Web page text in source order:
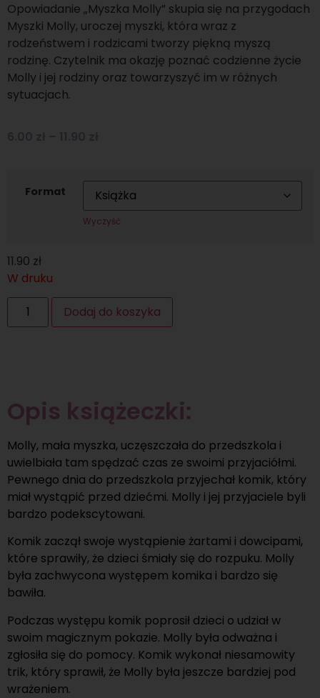
Opowiadanie „Myszka Molly” skupia się na przygodach
Myszki Molly, uroczej myszki, która wraz z
rodzeństwem i rodzicami tworzy piękną myszą
rodzinę. Czytelnik ma okazję poznać codzienne życie
Molly i jej rodziny oraz towarzyszyć im w różnych
sytuacjach.
Format
Wyczyść
11.90 zł
W druku
Dodaj do koszyka
Opis książeczki:
Molly, mała myszka, uczęszczała do przedszkola i
uwielbiała tam spędzać czas ze swoimi przyjaciółmi.
Pewnego dnia do przedszkola przyjechał komik, który
miał wystąpić przed dziećmi. Molly i jej przyjaciele byli
bardzo podekscytowani.
Komik zaczął swoje wystąpienie żartami i dowcipami,
które sprawiły, że dzieci śmiały się do rozpuku. Molly
była zachwycona występem komika i bardzo się
bawiła.
Podczas występu komik poprosił dzieci o udział w
swoim magicznym pokazie. Molly była odważna i
zgłosiła się do pomocy. Komik wykonał niesamowity
trik, który sprawił, że Molly była jeszcze bardziej pod
wrażeniem.